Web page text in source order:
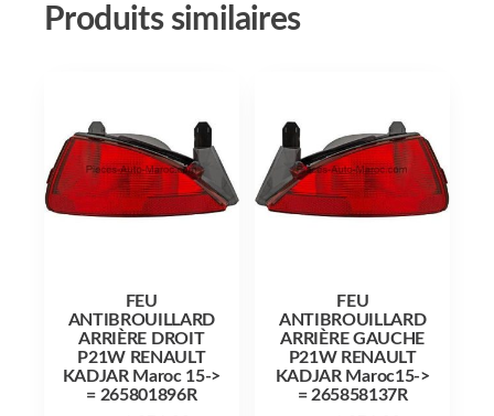
Produits similaires
FEU
ANTIBROUILLARD
ARRIÈRE DROIT
P21W RENAULT
KADJAR Maroc 15->
= 265801896R
FEU
ANTIBROUILLARD
ARRIÈRE GAUCHE
P21W RENAULT
KADJAR Maroc15->
= 265858137R